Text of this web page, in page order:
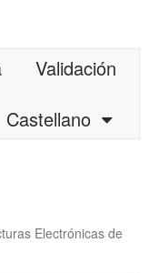
Validación
Castellano
Electrónicas de